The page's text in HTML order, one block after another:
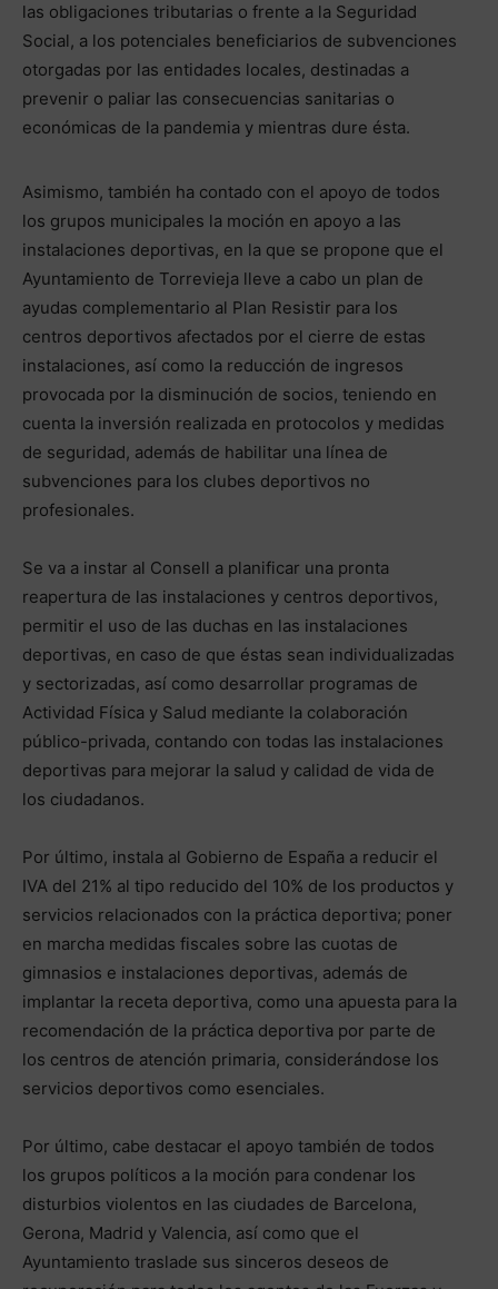
las obligaciones tributarias o frente a la Seguridad
Social, a los potenciales beneficiarios de subvenciones
otorgadas por las entidades locales, destinadas a
prevenir o paliar las consecuencias sanitarias o
económicas de la pandemia y mientras dure ésta.
Asimismo, también ha contado con el apoyo de todos
los grupos municipales la moción en apoyo a las
instalaciones deportivas, en la que se propone que el
Ayuntamiento de Torrevieja lleve a cabo un plan de
ayudas complementario al Plan Resistir para los
centros deportivos afectados por el cierre de estas
instalaciones, así como la reducción de ingresos
provocada por la disminución de socios, teniendo en
cuenta la inversión realizada en protocolos y medidas
de seguridad, además de habilitar una línea de
subvenciones para los clubes deportivos no
profesionales.
Se va a instar al Consell a planificar una pronta
reapertura de las instalaciones y centros deportivos,
permitir el uso de las duchas en las instalaciones
deportivas, en caso de que éstas sean individualizadas
y sectorizadas, así como desarrollar programas de
Actividad Física y Salud mediante la colaboración
público-privada, contando con todas las instalaciones
deportivas para mejorar la salud y calidad de vida de
los ciudadanos.
Por último, instala al Gobierno de España a reducir el
IVA del 21% al tipo reducido del 10% de los productos y
servicios relacionados con la práctica deportiva; poner
en marcha medidas fiscales sobre las cuotas de
gimnasios e instalaciones deportivas, además de
implantar la receta deportiva, como una apuesta para la
recomendación de la práctica deportiva por parte de
los centros de atención primaria, considerándose los
servicios deportivos como esenciales.
Por último, cabe destacar el apoyo también de todos
los grupos políticos a la moción para condenar los
disturbios violentos en las ciudades de Barcelona,
Gerona, Madrid y Valencia, así como que el
Ayuntamiento traslade sus sinceros deseos de